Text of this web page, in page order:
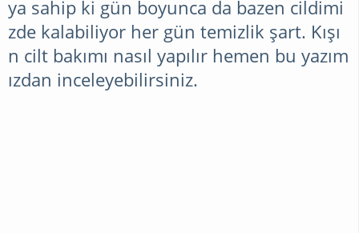
ya sahip ki gün boyunca da bazen cildimi
zde kalabiliyor her gün temizlik şart. Kışı
n cilt bakımı nasıl yapılır hemen bu yazım
ızdan inceleyebilirsiniz.